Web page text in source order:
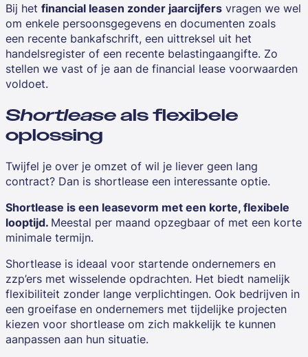
Bij het financial leasen zonder jaarcijfers vragen we wel
om enkele persoonsgegevens en documenten zoals
een recente bankafschrift, een uittreksel uit het
handelsregister of een recente belastingaangifte. Zo
stellen we vast of je aan de financial lease voorwaarden
voldoet.
Shortlease als flexibele
oplossing
Twijfel je over je omzet of wil je liever geen lang
contract? Dan is shortlease een interessante optie.
Shortlease is een leasevorm met een korte, flexibele
looptijd. Meestal per maand opzegbaar of met een korte
minimale termijn.
Shortlease is ideaal voor startende ondernemers en
zzp’ers met wisselende opdrachten. Het biedt namelijk
flexibiliteit zonder lange verplichtingen. Ook bedrijven in
een groeifase en ondernemers met tijdelijke projecten
kiezen voor shortlease om zich makkelijk te kunnen
aanpassen aan hun situatie.